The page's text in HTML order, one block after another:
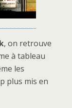
, on retrouve
à tableau
les
plus mis en